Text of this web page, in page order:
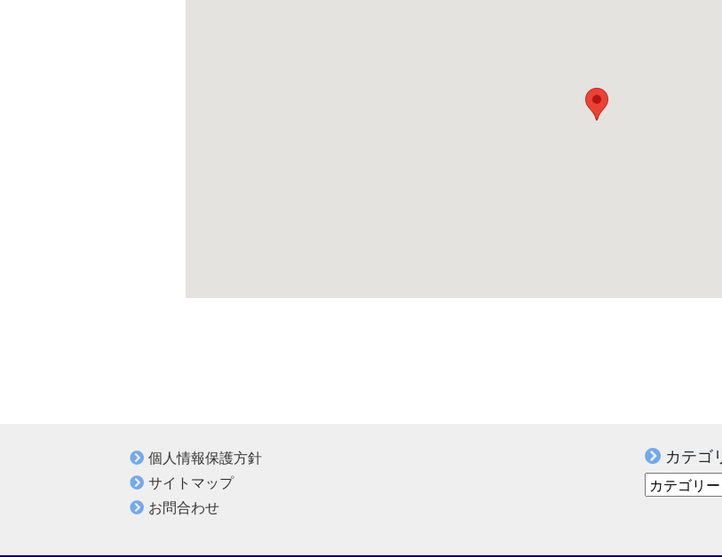
個人情報保護方針
サイトマップ
お問合わせ
カテゴ
カテゴリー